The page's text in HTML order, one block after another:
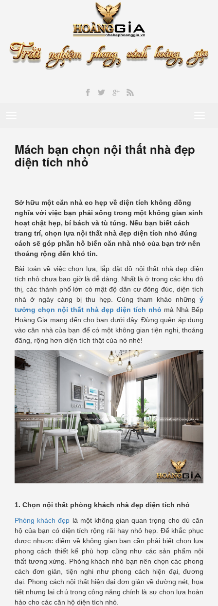
Mách bạn chọn nội thất nhà đẹp
diện tích nhỏ
Sở hữu một căn nhà eo hẹp về diện tích không đồng
nghĩa với việc bạn phải sống trong một không gian sinh
hoạt chật hẹp, bí bách và tù túng. Nếu bạn biết cách
trang trí, chọn lựa nội thất nhà đẹp diện tích nhỏ đúng
cách sẽ góp phần hô biến căn nhà nhỏ của bạn trở nên
thoáng rộng đến khó tin.
Bài toán về việc chọn lựa, lắp đặt đồ nội thất nhà đẹp diện
tích nhỏ chưa bao giờ là dễ dàng. Nhất là ở trong các khu đô
thị, các thành phố lớn có mật độ dân cư đông đúc, diện tích
nhà ở ngày càng bị thu hẹp. Cùng tham khảo những ý
tưởng chọn nội thất nhà đẹp diện tích nhỏ mà Nhà Bếp
Hoàng Gia mang đến cho bạn dưới đây. Đừng quên áp dụng
vào căn nhà của bạn để có một không gian tiện nghi, thoáng
đãng, rộng hơn diện tích thật của nó nhé!
1. Chọn nội thất phòng khách nhà đẹp diện tích nhỏ
Phòng khách đẹp là một không gian quan trọng cho dù căn
hộ của bạn có diện tích rộng rãi hay nhỏ hẹp. Để khắc phục
được nhược điểm về không gian bạn cần phải biết chọn lựa
phong cách thiết kế phù hợp cũng như các sản phẩm nội
thất tương xứng. Phòng khách nhỏ bạn nên chọn các phong
cách đơn giản, tiện nghi như phong cách hiện đại, đương
đại. Phong cách nội thất hiện đại đơn giản về đường nét, họa
tiết nhưng lại chú trọng công năng chính là sự chọn lựa hoàn
hảo cho các căn hộ diện tích nhỏ.